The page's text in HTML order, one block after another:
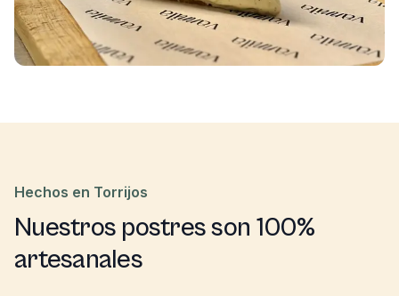
Hechos en Torrijos
Nuestros postres son 100%
artesanales